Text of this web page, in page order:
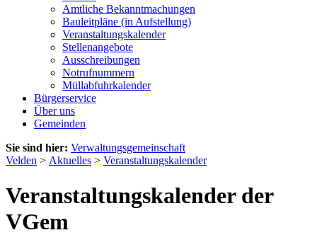
Amtliche Bekanntmachungen
Bauleitpläne (in Aufstellung)
Veranstaltungskalender
Stellenangebote
Ausschreibungen
Notrufnummern
Müllabfuhrkalender
Bürgerservice
Über uns
Gemeinden
Sie sind hier: Verwaltungsgemeinschaft
Velden > Aktuelles > Veranstaltungskalender
Veranstaltungskalender der
VGem